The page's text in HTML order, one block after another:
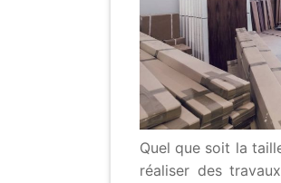
Quel que soit la
réaliser des